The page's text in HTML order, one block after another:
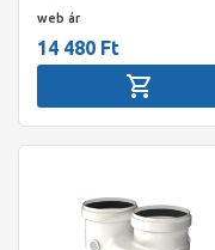
web ár
14 480 Ft